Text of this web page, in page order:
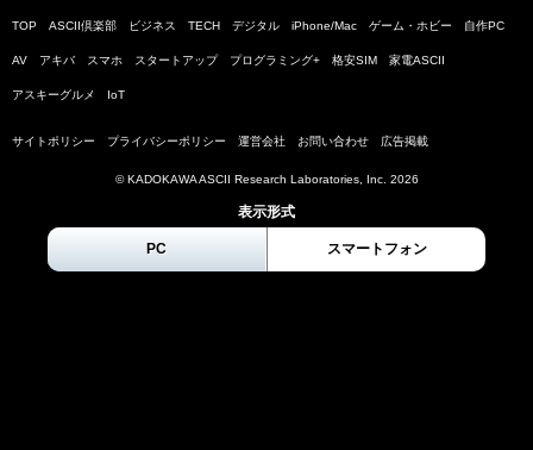
TOP ASCII倶楽部 ビジネス TECH デジタル iPhone/Mac ゲーム・ホビー 自作PC
AV アキバ スマホ スタートアップ プログラミング+ 格安SIM 家電ASCII
アスキーグルメ IoT
サイトポリシー プライバシーポリシー 運営会社 お問い合わせ 広告掲載
© KADOKAWA ASCII Research Laboratories, Inc. 2026
表示形式
PC スマートフォン